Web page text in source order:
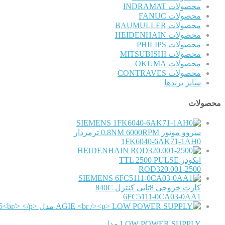
محصولات INDRAMAT
محصولات FANUC
محصولات BAUMULLER
محصولات HEIDENHAIN
محصولات PHILIPS
محصولات MITSUBISHI
محصولات OKUMA
محصولات CONTRAVES
سایر برندها
محصولات
SIEMENS
سروو موتور 0.8NM 6000RPM ترمزدار
1FK6040-6AK71-1AH0
HEIDENHAIN
انکودر TTL 2500 PULSE
ROD320.001-2500
SIEMENS
کارت خروجی 8تایی کنترل 840C
6FC5111-0CA03-0AA1